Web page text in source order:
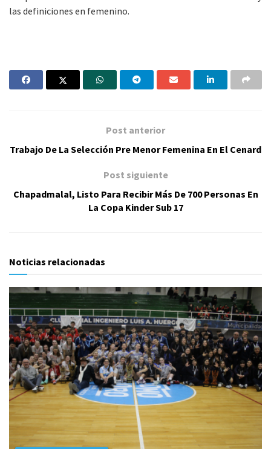
las definiciones en femenino.
Post anterior
Trabajo De La Selección Pre Menor Femenina En El Cenard
Post siguiente
Chapadmalal, Listo Para Recibir Más De 700 Personas En
La Copa Kinder Sub 17
Noticias relacionadas